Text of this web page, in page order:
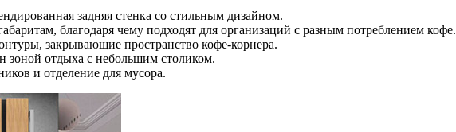
задняя стенка со стильным дизайном.
благодаря чему подходят для организаций с разным потреблением кофе.
закрывающие пространство кофе-корнера.
отдыха с небольшим столиком.
и отделение для мусора.